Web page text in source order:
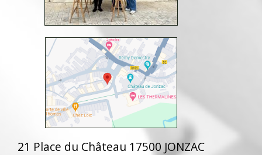
21 Place du Château 17500 JONZAC